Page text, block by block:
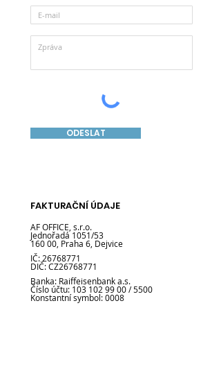
ODESLAT
FAKTURAČNÍ ÚDAJE
AF OFFICE, s.r.o.
Jednořadá 1051/53
160 00, Praha 6, Dejvice
IČ: 26768771
DIČ: CZ26768771
Banka: Raiffeisenbank a.s.
Číslo účtu: 103 102 99 00/ 5500
Konstantní symbol: 0008